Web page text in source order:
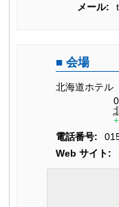
メール:
会場
北海道ホテル
電話番号:
Web サイト: